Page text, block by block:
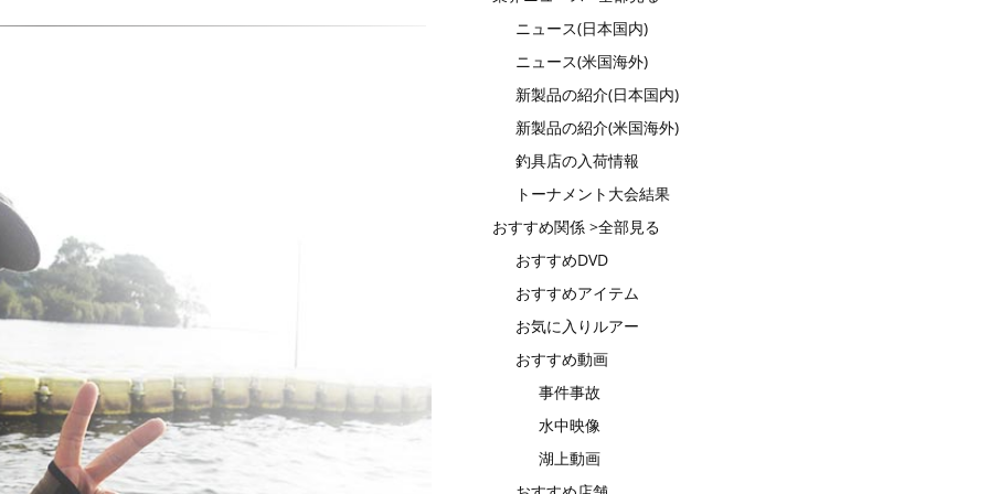
ニュース(日本国内)
ニュース(米国海外)
新製品の紹介(日本国内)
新製品の紹介(米国海外)
釣具店の入荷情報
トーナメント大会結果
おすすめ関係 >全部見る
おすすめDVD
おすすめアイテム
お気に入りルアー
おすすめ動画
事件事故
水中映像
湖上動画